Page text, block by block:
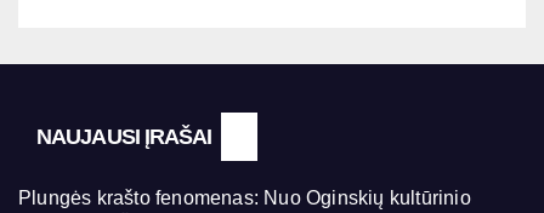
NAUJAUSI ĮRAŠAI
Plungės krašto fenomenas: Nuo Oginskių kultūrinio